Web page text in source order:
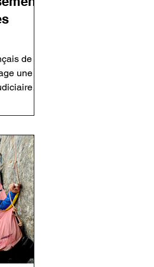
de
une
plus
de forte